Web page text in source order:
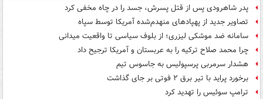
پدر شاهرودی پس از قتل پسرش، جسد را در چاه مخفی کرد
تصاویر جدید از پهپادهای منهدم‌شده آمریکا توسط سپاه
سامانه ضد موشکی لیزری؛ از بلوف سیاسی تا واقعیت میدانی
چرا محمد صلاح ترکیه را به عربستان و آمریکا ترجیح داد
هشدار سرمربی پرسپولیس به جاسوس تیم
برخورد پراید با تیر برق ۲ فوتی بر جای گذاشت
ترامپ سوئیس را تهدید کرد